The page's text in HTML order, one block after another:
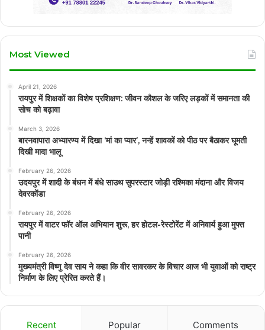
Most Viewed
April 21, 2026
रायपुर में शिक्षकों का विशेष प्रशिक्षण: जीवन कौशल के जरिए लड़कों में समानता की
सोच को बढ़ावा
March 3, 2026
बारनवापारा अभ्यारण्य में दिखा ‘मां का प्यार’, नन्हें शावकों को पीठ पर बैठाकर घूमती
दिखी मादा भालू
February 26, 2026
उदयपुर में शादी के बंधन में बंधे साउथ सुपरस्टार जोड़ी रश्मिका मंदाना और विजय
देवरकोंडा
February 26, 2026
रायपुर में वाटर फॉर ऑल अभियान शुरू, हर होटल-रेस्टोरेंट में अनिवार्य हुआ मुफ्त
पानी
February 26, 2026
मुख्यमंत्री विष्णु देव साय ने कहा कि वीर सावरकर के विचार आज भी युवाओं को राष्ट्र
निर्माण के लिए प्रेरित करते हैं।
Recent Popular Comments